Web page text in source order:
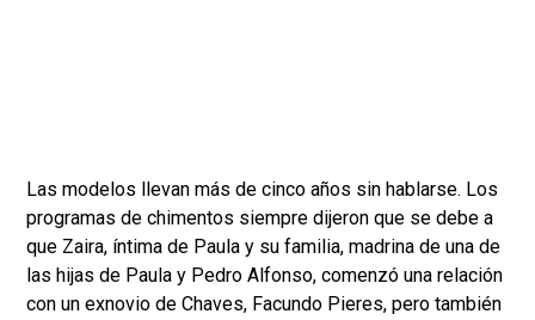
Las modelos llevan más de cinco años sin hablarse. Los
programas de chimentos siempre dijeron que se debe a
que Zaira, íntima de Paula y su familia, madrina de una de
las hijas de Paula y Pedro Alfonso, comenzó una relación
con un exnovio de Chaves, Facundo Pieres, pero también